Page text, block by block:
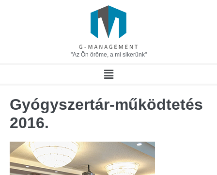
"Az Ön öröme, a mi sikerünk"
Gyógyszertár-működtetés
2016.